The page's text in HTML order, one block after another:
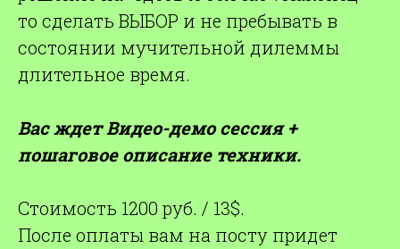
то сделать ВЫБОР и не пребывать в
состоянии мучительной дилеммы
длительное время.
Вас ждет Видео-демо сессия +
пошаговое описание техники.
Стоимость 1200 руб. / 13$.
После оплаты вам на посту придет